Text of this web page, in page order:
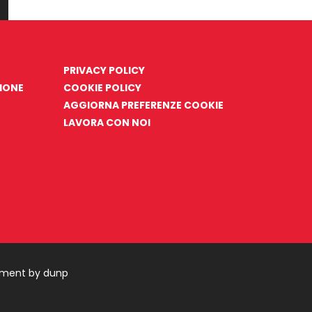
PRIVACY POLICY
COOKIE POLICY
AGGIORNA PREFERENZE COOKIE
LAVORA CON NOI
by dunp